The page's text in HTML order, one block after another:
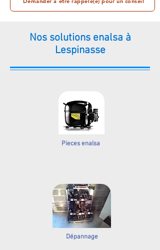
Nos solutions enalsa à
Lespinasse
Pieces enalsa
Dépannage